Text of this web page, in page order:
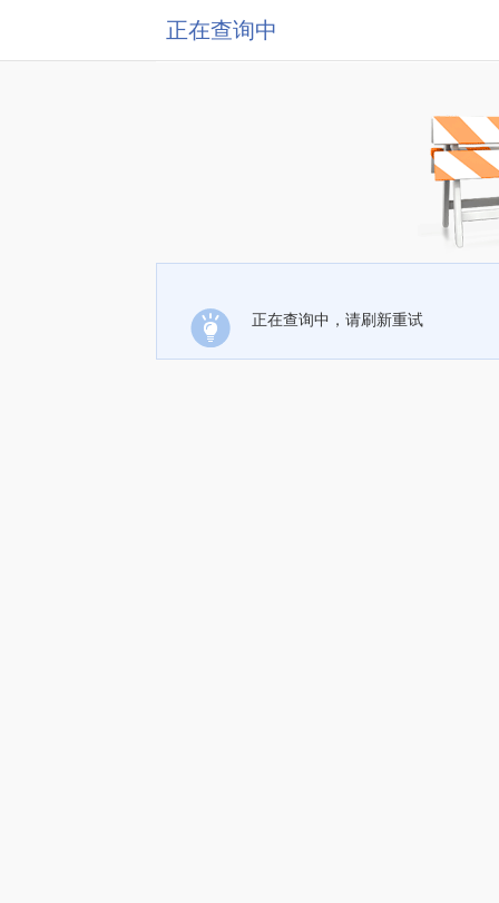
正在查询中
正在查询中，请刷新重试